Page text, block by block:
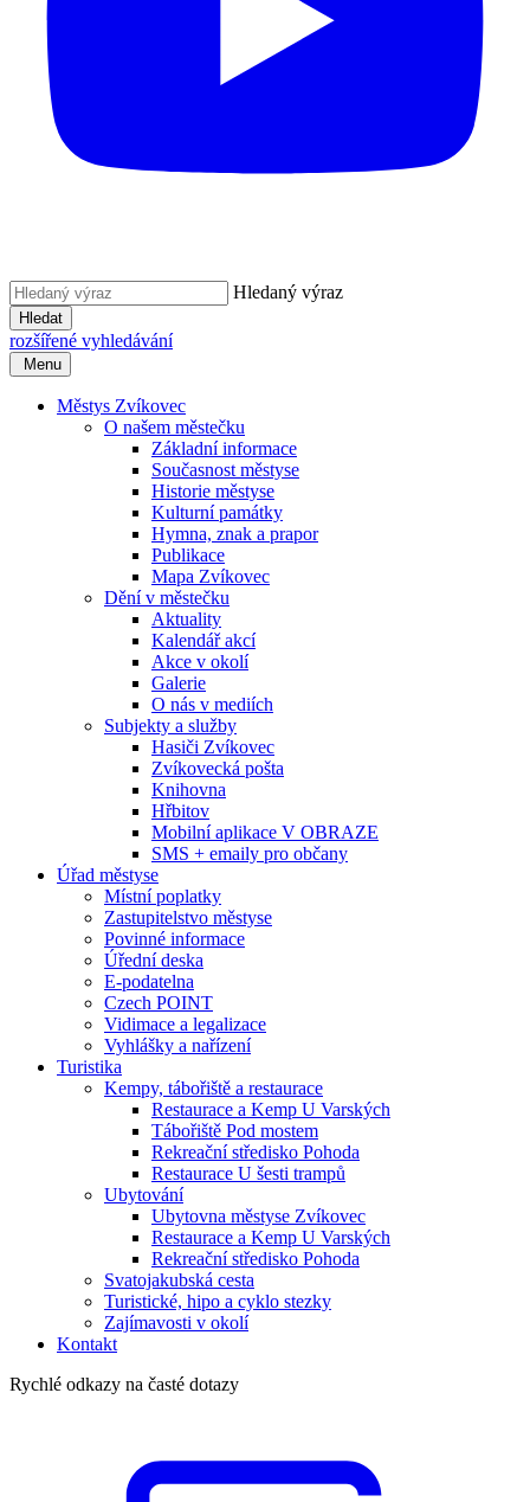
Hledaný výraz
Hledat
rozšířené vyhledávání
Menu
Městys Zvíkovec
O našem městečku
Základní informace
Současnost městyse
Historie městyse
Kulturní památky
Hymna, znak a prapor
Publikace
Mapa Zvíkovec
Dění v městečku
Aktuality
Kalendář akcí
Akce v okolí
Galerie
O nás v mediích
Subjekty a služby
Hasiči Zvíkovec
Zvíkovecká pošta
Knihovna
Hřbitov
Mobilní aplikace V OBRAZE
SMS + emaily pro občany
Úřad městyse
Místní poplatky
Zastupitelstvo městyse
Povinné informace
Úřední deska
E-podatelna
Czech POINT
Vidimace a legalizace
Vyhlášky a nařízení
Turistika
Kempy, tábořiště a restaurace
Restaurace a Kemp U Varských
Tábořiště Pod mostem
Rekreační středisko Pohoda
Restaurace U šesti trampů
Ubytování
Ubytovna městyse Zvíkovec
Restaurace a Kemp U Varských
Rekreační středisko Pohoda
Svatojakubská cesta
Turistické, hipo a cyklo stezky
Zajímavosti v okolí
Kontakt
Rychlé odkazy na časté dotazy